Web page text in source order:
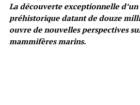
La découverte exceptionnelle d’un
préhistorique datant de douze
ouvre de nouvelles perspectives
mammifères marins.